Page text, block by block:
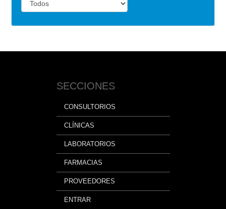
SECCIONES
CONSULTORIOS
CLÍNICAS
LABORATORIOS
FARMACIAS
PROVEEDORES
ENTRAR